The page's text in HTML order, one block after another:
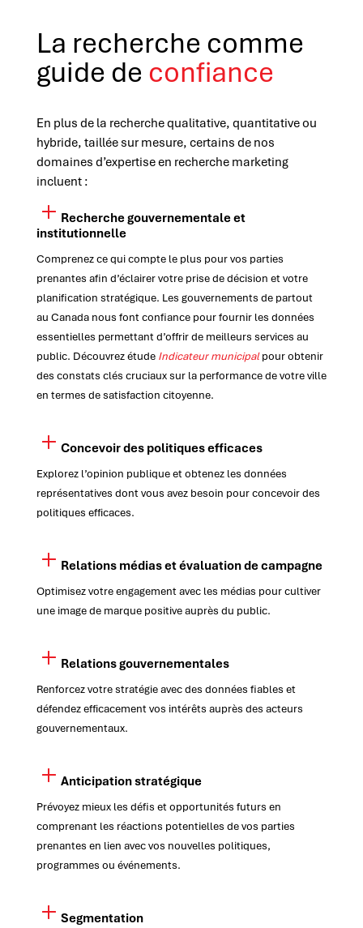
La recherche comme
guide de confiance
En plus de la recherche qualitative, quantitative ou
hybride, taillée sur mesure, certains de nos
domaines d’expertise en recherche marketing
incluent :
Recherche gouvernementale et
institutionnelle
Comprenez ce qui compte le plus pour vos parties
prenantes afin d’éclairer votre prise de décision et votre
planification stratégique. Les gouvernements de partout
au Canada nous font confiance pour fournir les données
essentielles permettant d’offrir de meilleurs services au
public. Découvrez étude Indicateur municipalpour obtenir
des constats clés cruciaux sur la performance de votre ville
en termes de satisfaction citoyenne.
Concevoir des politiques efficaces
Explorez l’opinion publique et obtenez les données
représentatives dont vous avez besoin pour concevoir des
politiques efficaces.
Relations médias et évaluation de campagne
Optimisez votre engagement avec les médias pour cultiver
une image de marque positive auprès du public.
Relations gouvernementales
Renforcez votre stratégie avec des données fiables et
défendez efficacement vos intérêts auprès des acteurs
gouvernementaux.
Anticipation stratégique
Prévoyez mieux les défis et opportunités futurs en
comprenant les réactions potentielles de vos parties
prenantes en lien avec vos nouvelles politiques,
programmes ou événements.
Segmentation